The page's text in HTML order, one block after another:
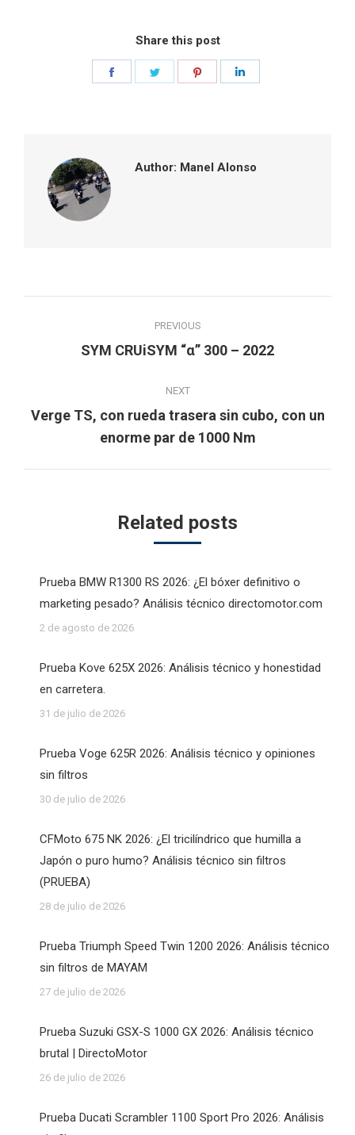
Share this post
Author: Manel Alonso
navigation
PREVIOUS
Previous
SYM CRUiSYM “α” 300 – 2022
NEXT
Next
post:
Verge TS, con rueda trasera sin cubo, con un
enorme par de 1000 Nm
Related posts
Prueba BMW R1300 RS 2026: ¿El bóxer definitivo o
marketing pesado? Análisis técnico directomotor.com
2 de agosto de 2026
Prueba Kove 625X 2026: Análisis técnico y honestidad
en carretera.
31 de julio de 2026
Prueba Voge 625R 2026: Análisis técnico y opiniones
sin filtros
30 de julio de 2026
CFMoto 675 NK 2026: ¿El tricilíndrico que humilla a
Japón o puro humo? Análisis técnico sin filtros
(PRUEBA)
28 de julio de 2026
Prueba Triumph Speed Twin 1200 2026: Análisis técnico
sin filtros de MAYAM
27 de julio de 2026
Prueba Suzuki GSX-S 1000 GX 2026: Análisis técnico
brutal | DirectoMotor
26 de julio de 2026
Prueba Ducati Scrambler 1100 Sport Pro 2026: Análisis